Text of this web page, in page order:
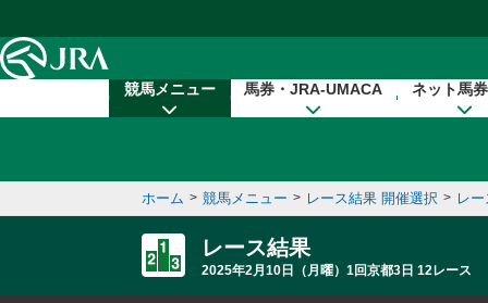
競馬メニュー 馬券・JRA-UMACA ネット馬
ホーム > 競馬メニュー > レース結果 開催選択 > レ
レース結果
2025年2月10日（月曜）1回京都3日 12レース